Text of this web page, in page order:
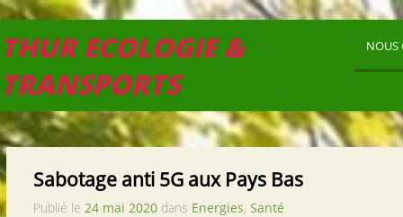
THUR ECOLOGIE &
TRANSPORTS
NOUS
Sabotage anti 5G aux Pays Bas
Publié le 24 mai 2020 dans Energies, Santé